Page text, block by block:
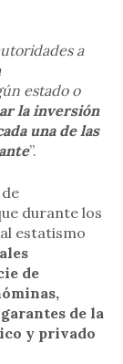
a
estado o
la inversión
una de las
”.
durante los
estatismo
de
de la
y privado